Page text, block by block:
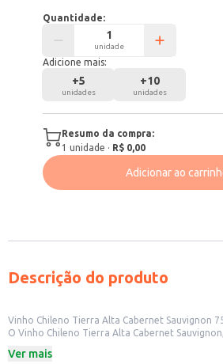
Quantidade:
unidade
Adicione mais:
+5
unidades
+10
unidades
Resumo da compra:
1 unidade · R$ 0,00
Adicionar ao
Descrição do produto
Vinho Chileno Tierra Alta Cabernet Sauvignon
O Vinho Chileno Tierra Alta Cabernet
diversas ocasiões, este vinho pode ser uma
Ver mais